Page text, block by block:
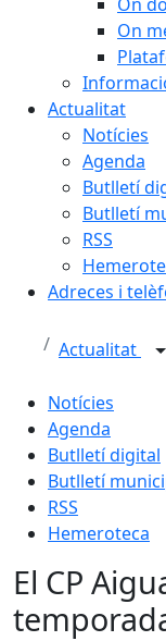
On
Actualitat
Notícies
Agenda
Butlletí
Butlletí
RSS
Adreces i
Actualitat
Notícies
Agenda
Butlletí digital
Butlletí
RSS
Hemeroteca
El CP